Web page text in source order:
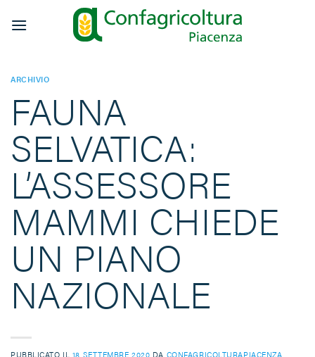
ARCHIVIO
FAUNA
SELVATICA:
L’ASSESSORE
MAMMI CHIEDE
UN PIANO
NAZIONALE
PUBBLICATO IL 18 SETTEMBRE 2020 DA CONFAGRICOLTURAPIACENZA